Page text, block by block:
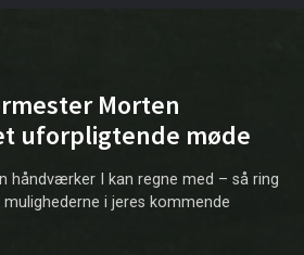
Morten
uforpligtende møde
håndværker I kan regne med – så ring
i jeres kommende